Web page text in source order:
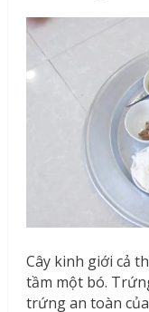
Cây kinh giới cả
tầm một bó.
trứng an toàn